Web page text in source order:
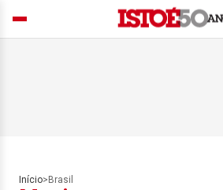
Início> Brasil